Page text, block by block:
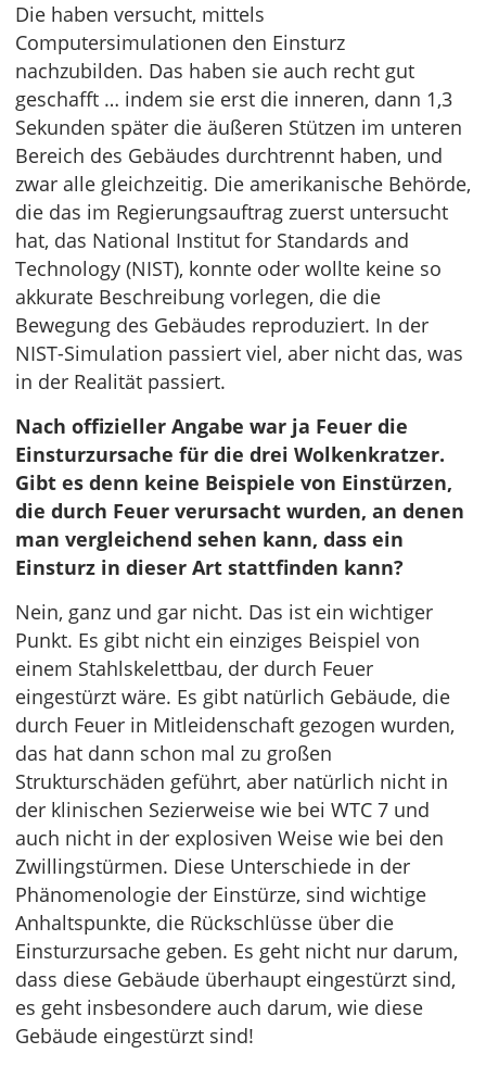
Die haben versucht, mittels
Computersimulationen den Einsturz
nachzubilden. Das haben sie auch recht gut
geschafft … indem sie erst die inneren, dann 1,3
Sekunden später die äußeren Stützen im unteren
Bereich des Gebäudes durchtrennt haben, und
zwar alle gleichzeitig. Die amerikanische Behörde,
die das im Regierungsauftrag zuerst untersucht
hat, das National Institut for Standards and
Technology (NIST), konnte oder wollte keine so
akkurate Beschreibung vorlegen, die die
Bewegung des Gebäudes reproduziert. In der
NIST-Simulation passiert viel, aber nicht das, was
in der Realität passiert.
Nach offizieller Angabe war ja Feuer die
Einsturzursache für die drei Wolkenkratzer.
Gibt es denn keine Beispiele von Einstürzen,
die durch Feuer verursacht wurden, an denen
man vergleichend sehen kann, dass ein
Einsturz in dieser Art stattfinden kann?
Nein, ganz und gar nicht. Das ist ein wichtiger
Punkt. Es gibt nicht ein einziges Beispiel von
einem Stahlskelettbau, der durch Feuer
eingestürzt wäre. Es gibt natürlich Gebäude, die
durch Feuer in Mitleidenschaft gezogen wurden,
das hat dann schon mal zu großen
Strukturschäden geführt, aber natürlich nicht in
der klinischen Sezierweise wie bei WTC 7 und
auch nicht in der explosiven Weise wie bei den
Zwillingstürmen. Diese Unterschiede in der
Phänomenologie der Einstürze, sind wichtige
Anhaltspunkte, die Rückschlüsse über die
Einsturzursache geben. Es geht nicht nur darum,
dass diese Gebäude überhaupt eingestürzt sind,
es geht insbesondere auch darum, wie diese
Gebäude eingestürzt sind!